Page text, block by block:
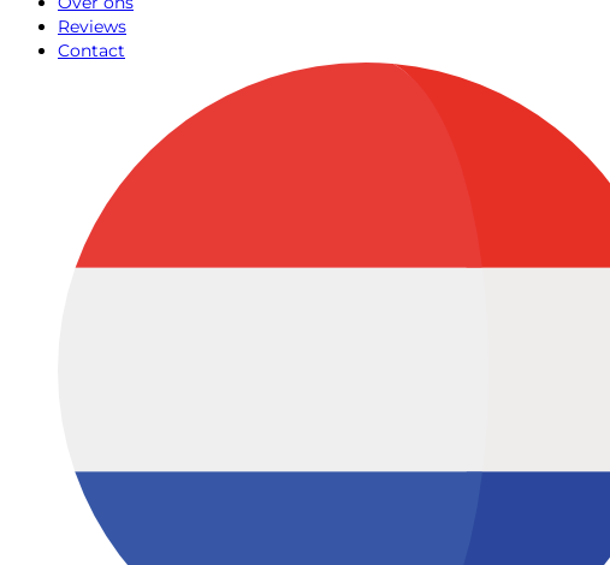
Reviews
Contact